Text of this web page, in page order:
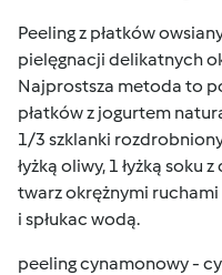
Peeling z płatków
pielęgnacji delikatnych
Najprostsza metoda to
płatków z jogurtem
1/3 szklanki
łyżką oliwy, 1 łyżką
twarz okrężnymi
i spłukac wodą.
peeling cynamonowy -